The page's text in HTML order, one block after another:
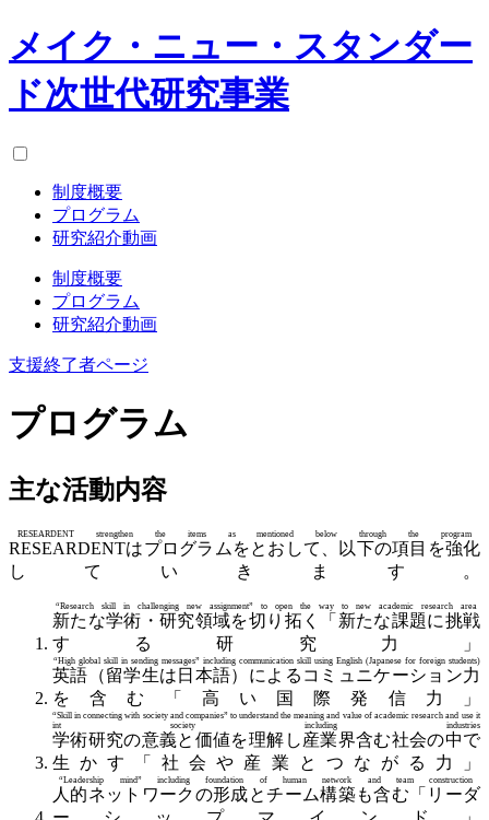
メイク・ニュー・スタンダー
ド次世代研究事業
制度概要
プログラム
研究紹介動画
制度概要
プログラム
研究紹介動画
支援終了者ページ
プログラム
主な活動内容
RESEARDENTはプログラムをとおして、以下の項目を強化
していきます。
RESEARDENT strengthen the items as mentioned below through the program
新たな学術・研究領域を切り拓く「新たな課題に挑戦
する研究力」
“Research skill in challenging new assignment” to open the way to new academic research area
英語（留学生は日本語）によるコミュニケーション力
を含む「高い国際発信力」
“High global skill in sending messages” including communication skill using English (Japanese for foreign students)
学術研究の意義と価値を理解し産業界含む社会の中で
生かす「社会や産業とつながる力」
“Skill in connecting with society and companies” to understand the meaning and value of academic research and use it
int society including industries
人的ネットワークの形成とチーム構築も含む「リーダ
“Leadership mind” including foundation of human network and team construction